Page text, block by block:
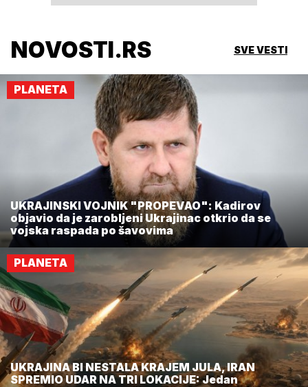
NOVOSTI.RS SVE VESTI
PLANETA
UKRAJINSKI VOJNIK "PROPEVAO": Kadirov
objavio da je zarobljeni Ukrajinac otkrio da se
vojska raspada po šavovima
PLANETA
UKRAJINA BI NESTALA KRAJEM JULA, IRAN
SPREMIO UDAR NA TRI LOKACIJE: Jedan